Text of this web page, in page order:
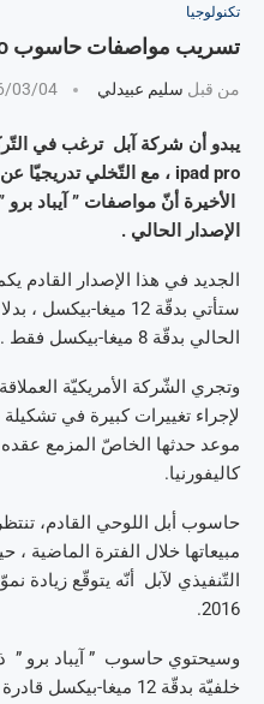
تكنولوجيا
تسريب مواصفات حاسوب ipad pro من شركة آبل
من قبل سليم عبيدلي 03/04
يبدو أن شركة آبل ترغب في
الأخيرة أنّ مواصفات ” آيباد
الإصدار الحالي .
الجديد في هذا الإصدار القادم
ستأتي بدقّة 12 ميغا-
الحالي بدقّة 8 ميغا-بيكسل فقط .
وتجري الشّركة الأمريكيّة
لإجراء تغييرات كبيرة في تشكيلة
كاليفورنيا.
حاسوب أبل اللوحي القادم،
مبيعاتها خلال الفترة الماضية
التّنفيذي لآبل أنّه يتوقّع زيادة
2016.
خلفيّة بدقّة 12 ميغا-بيكسل قادرة على تصوير مقاطع فيديو ب